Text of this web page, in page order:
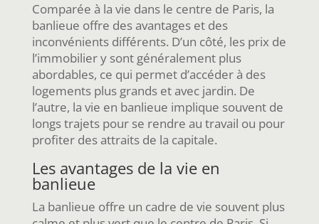
Comparée à la vie dans le centre de Paris, la
banlieue offre des avantages et des
inconvénients différents. D’un côté, les prix de
l’immobilier y sont généralement plus
abordables, ce qui permet d’accéder à des
logements plus grands et avec jardin. De
l’autre, la vie en banlieue implique souvent de
longs trajets pour se rendre au travail ou pour
profiter des attraits de la capitale.
Les avantages de la vie en
banlieue
La banlieue offre un cadre de vie souvent plus